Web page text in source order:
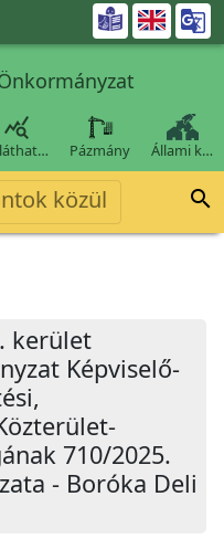


Pázmány Állami k…
közül 
kerület
Képviselő-
710/2025.
- Boróka Deli